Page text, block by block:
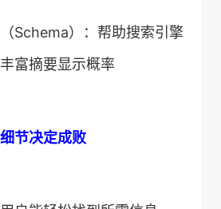
Schema）：帮助搜索引擎
富摘要显示概率
节决定成败​